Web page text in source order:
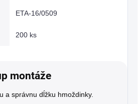
ETA-16/0509
200 ks
montáže
a správnu dĺžku hmoždinky.